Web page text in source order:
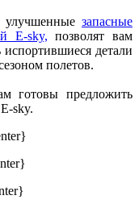
запасные
E-sky, позволят вам
детали
полетов.
готовы предложить
sky.